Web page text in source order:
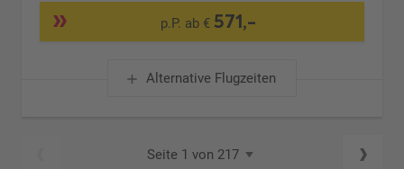
p.P. ab € 571,-
Alternative Flugzeiten
Seite 1 von 217